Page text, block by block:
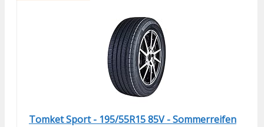
Tomket Sport - 195/55R15 85V - Sommerreifen